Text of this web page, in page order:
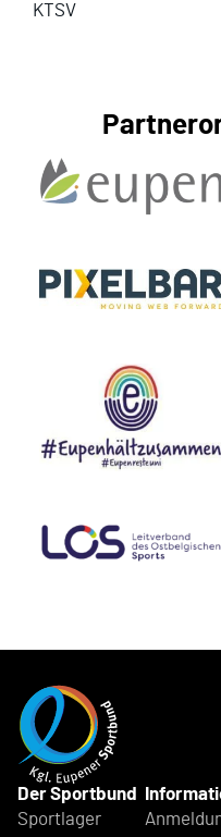
KTSV
Der Sportbund
Sportlager